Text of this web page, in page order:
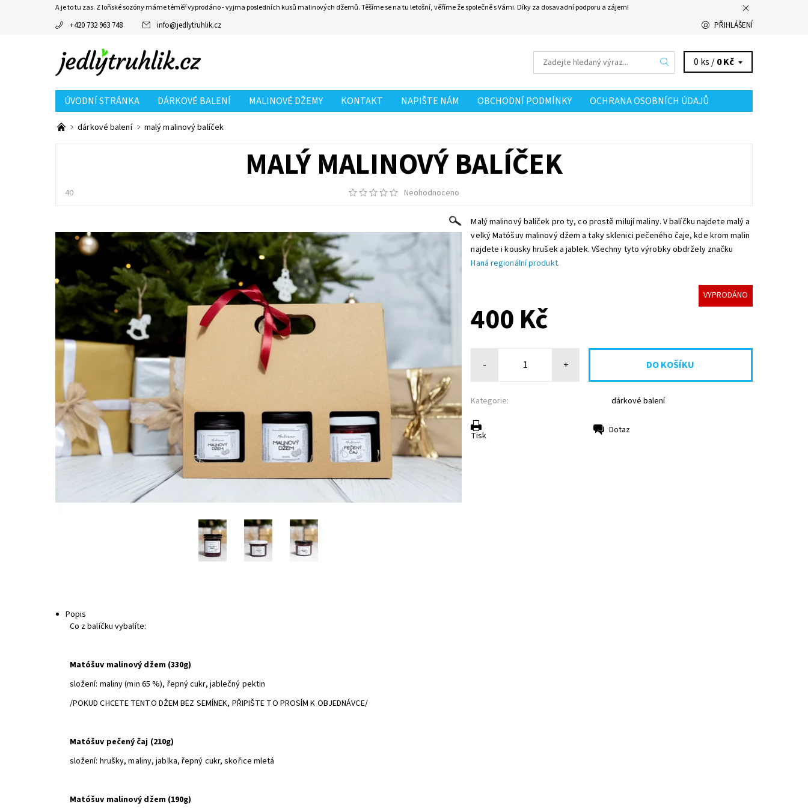
A je to tu zas. Z loňské sozóny máme téměř vyprodáno - vyjma posledních kusů malinových džemů. Těšíme se na tu letošní, věříme že společně s Vámi. Díky za dosavadní podporu a zájem!
+420 732 963 748 info@jedlytruhlik.cz PŘIHLÁŠENÍ
0 ks /0 Kč
ÚVODNÍ STRÁNKA DÁRKOVÉ BALENÍ MALINOVÉ DŽEMY KONTAKT NAPIŠTE NÁM OBCHODNÍ PODMÍNKY OCHRANA OSOBNÍCH ÚDAJŮ
dárkové balení malý malinový balíček
MALÝ MALINOVÝ BALÍČEK
40 Neohodnoceno
Malý malinový balíček pro ty, co prostě milují maliny. V balíčku najdete malý a
velký Matóšuv malinový džem a taky sklenici pečeného čaje, kde krom malin
najdete i kousky hrušek a jablek. Všechny tyto výrobky obdržely značku
Haná regionální produkt.
VYPRODÁNO
400 Kč
- +
Kategorie: dárkové balení
Tisk Dotaz
Popis
Co z balíčku vybalíte:
Matóšuv malinový džem (330g)
složení: maliny (min 65 %), řepný cukr, jablečný pektin
/POKUD CHCETE TENTO DŽEM BEZ SEMÍNEK, PŘIPIŠTE TO PROSÍM K OBJEDNÁVCE/
Matóšuv pečený čaj (210g)
složení: hrušky, maliny, jablka, řepný cukr, skořice mletá
Matóšuv malinový džem (190g)